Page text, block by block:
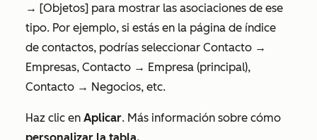
→ [Objetos] para mostrar las asociaciones de ese
tipo. Por ejemplo, si estás en la página de índice
de contactos, podrías seleccionar Contacto →
Empresas, Contacto → Empresa (principal),
Contacto → Negocios, etc.
Haz clic en Aplicar. Más información sobre cómo
personalizar la tabla.